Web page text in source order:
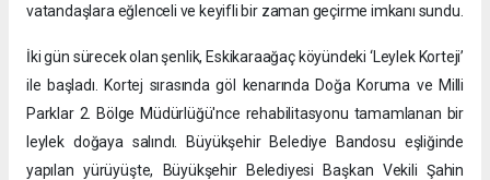
vatandaşlara eğlenceli ve keyifli bir zaman geçirme imkanı sundu.
İki gün sürecek olan şenlik, Eskikaraağaç köyündeki ‘Leylek Korteji’
ile başladı. Kortej sırasında göl kenarında Doğa Koruma ve Milli
Parklar 2. Bölge Müdürlüğü'nce rehabilitasyonu tamamlanan bir
leylek doğaya salındı. Büyükşehir Belediye Bandosu eşliğinde
yapılan yürüyüşte, Büyükşehir Belediyesi Başkan Vekili Şahin